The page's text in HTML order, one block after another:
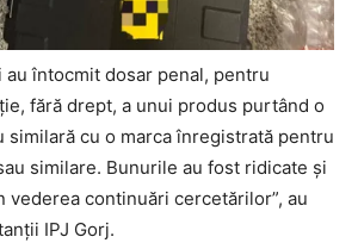
au întocmit dosar penal, pentru
fără drept, a unui produs purtând o
similară cu o marca înregistrată pentru
similare. Bunurile au fost ridicate și
vederea continuări cercetărilor”, au
IPJ Gorj.